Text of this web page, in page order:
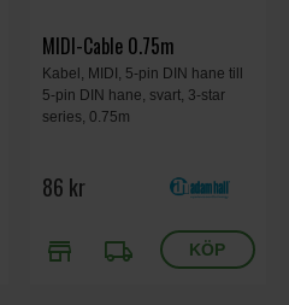
MIDI-Cable 0.75m
Kabel, MIDI, 5-pin DIN hane till
5-pin DIN hane, svart, 3-star
series, 0.75m
86 kr
store local_shipping